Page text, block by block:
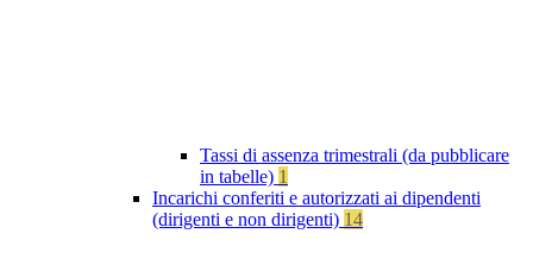
Tassi di assenza trimestrali (da pubblicare
in tabelle) 1
Incarichi conferiti e autorizzati ai dipendenti
(dirigenti e non dirigenti) 14